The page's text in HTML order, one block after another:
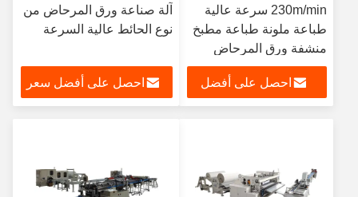
230m/min سرعة عالية
طباعة ملونة طباعة مطبخ
منشفة ورق المرحاض
احصل على أفضل
آلة صناعة ورق المرحاض من
نوع الحائط عالية السرعة
احصل على أفضل سعر